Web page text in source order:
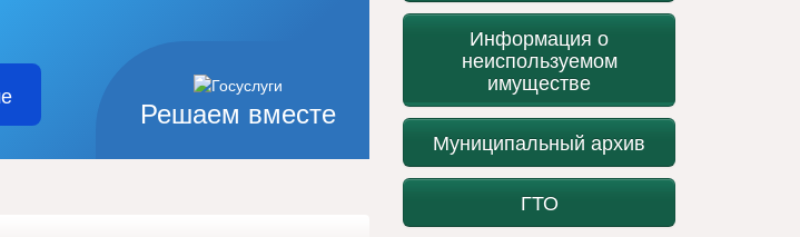
Решаем вместе
Информация о
неиспользуемом
имуществе
Муниципальный архив
ГТО